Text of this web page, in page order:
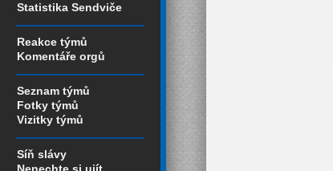
Statistika Sendviče
Reakce týmů
Komentáře orgů
Seznam týmů
Fotky týmů
Vizitky týmů
Síň slávy